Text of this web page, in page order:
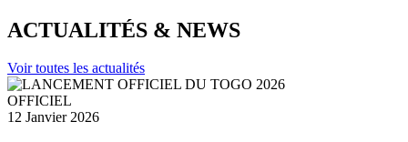
ACTUALITÉS & NEWS
Voir toutes les actualités
OFFICIEL
12 Janvier 2026